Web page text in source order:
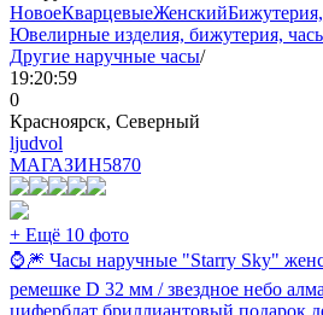
НовоеКварцевыеЖенский
Ювелирные изделия, бижутерия,
Другие наручные часы/
19:20:59
0
Красноярск, Северный
ljudvol
МАГАЗИН5870
+ Ещё 10 фото
⌚🎆 Часы наручные "Starry Sky"
ремешке D 32 мм / звездное небо